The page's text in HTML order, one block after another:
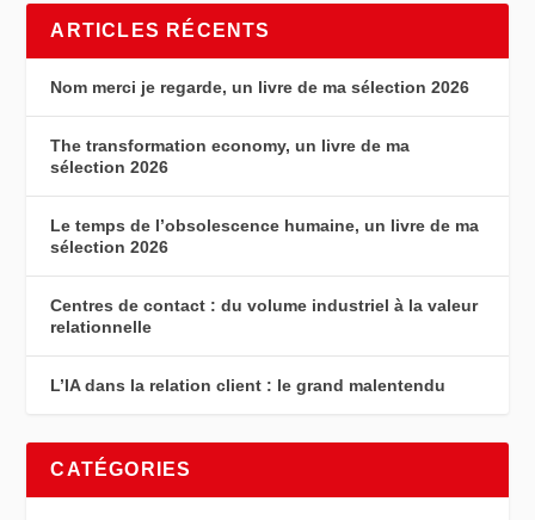
ARTICLES RÉCENTS
Nom merci je regarde, un livre de ma sélection 2026
The transformation economy, un livre de ma
sélection 2026
Le temps de l’obsolescence humaine, un livre de ma
sélection 2026
Centres de contact : du volume industriel à la valeur
relationnelle
L’IA dans la relation client : le grand malentendu
CATÉGORIES